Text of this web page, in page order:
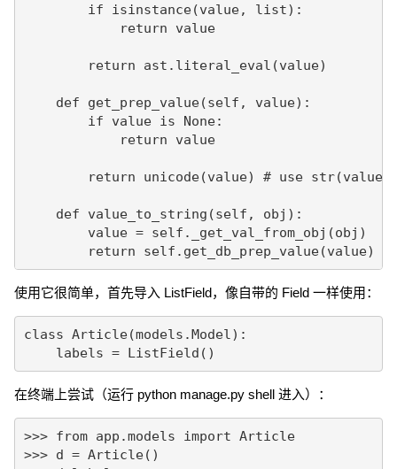
if isinstance(value, list):
return value
return ast.literal_eval(value)
def get_prep_value(self, value):
if value is None:
return value
return unicode(value) # use str(value)
def value_to_string(self, obj):
value = self._get_val_from_obj(obj)
return self.get_db_prep_value(value)
使用它很简单，首先导入 ListField，像自带的 Field 一样使用：
class Article(models.Model):
labels = ListField()
在终端上尝试（运行 python manage.py shell 进入）：
>>> from app.models import Article
>>> d = Article()